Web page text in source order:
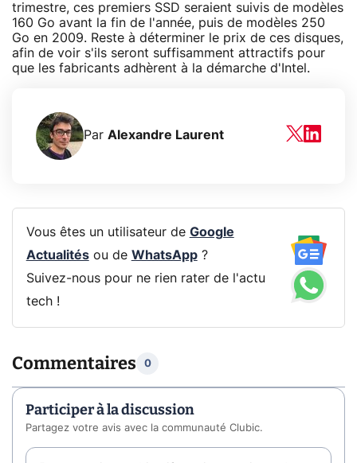
trimestre, ces premiers SSD seraient suivis de modèles
160 Go avant la fin de l'année, puis de modèles 250
Go en 2009. Reste à déterminer le prix de ces disques,
afin de voir s'ils seront suffisamment attractifs pour
que les fabricants adhèrent à la démarche d'Intel.
Par Alexandre Laurent
Vous êtes un utilisateur de Google
Actualitésou de WhatsApp?
Suivez-nous pour ne rien rater de l'actu
tech !
Commentaires 0
Participer à la discussion
Partagez votre avis avec la communauté Clubic.